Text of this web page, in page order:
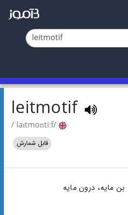
leitmotif
/ˈlaɪtmoʊtiːf/
قابل شمارش
بن مایه، درون مایه